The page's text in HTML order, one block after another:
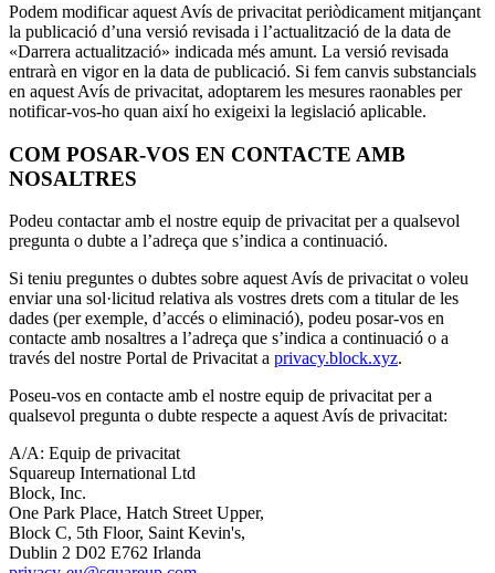
Podem modificar aquest Avís de privacitat periòdicament mitjançant
la publicació d’una versió revisada i l’actualització de la data de
«Darrera actualització» indicada més amunt. La versió revisada
entrarà en vigor en la data de publicació. Si fem canvis substancials
en aquest Avís de privacitat, adoptarem les mesures raonables per
notificar-vos-ho quan així ho exigeixi la legislació aplicable.
COM POSAR-VOS EN CONTACTE AMB
NOSALTRES
Podeu contactar amb el nostre equip de privacitat per a qualsevol
pregunta o dubte a l’adreça que s’indica a continuació.
Si teniu preguntes o dubtes sobre aquest Avís de privacitat o voleu
enviar una sol·licitud relativa als vostres drets com a titular de les
dades (per exemple, d’accés o eliminació), podeu posar-vos en
contacte amb nosaltres a l’adreça que s’indica a continuació o a
través del nostre Portal de Privacitat a privacy.block.xyz.
Poseu-vos en contacte amb el nostre equip de privacitat per a
qualsevol pregunta o dubte respecte a aquest Avís de privacitat:
A/A: Equip de privacitat
Squareup International Ltd
Block, Inc.
One Park Place, Hatch Street Upper,
Block C, 5th Floor, Saint Kevin's,
Dublin 2 D02 E762 Irlanda